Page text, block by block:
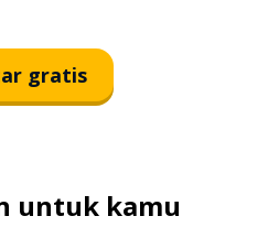
gratis
untuk kamu